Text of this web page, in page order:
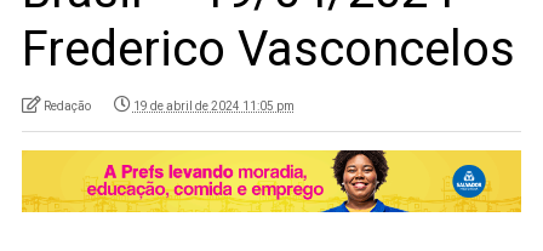
Frederico Vasconcelos
Redação 19 de abril de 2024 11:05 pm